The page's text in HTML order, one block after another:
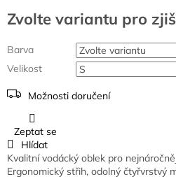
cena:
Zvolte variantu
Barva
Velikost
Možnosti doručení
Kvalitní vodácký oblek pro
Ergonomický střih, odolný čtyřvrstvý
Zeptat se
Hlídat